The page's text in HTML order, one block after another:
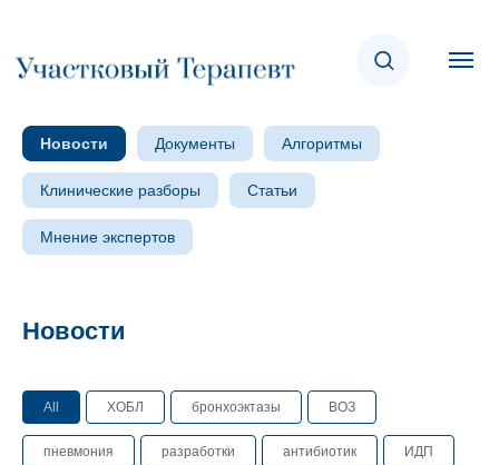
Новости Документы Алгоритмы
Клинические разборы Статьи
Мнение экспертов
Новости
All ХОБЛ бронхоэктазы ВОЗ
пневмония разработки антибиотик ИДП